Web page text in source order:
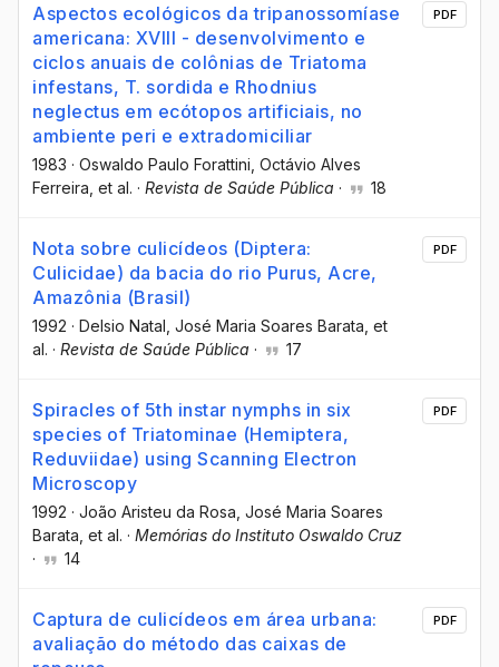
Aspectos ecológicos da tripanossomíase
americana: XVIII - desenvolvimento e
ciclos anuais de colônias de Triatoma
infestans, T. sordida e Rhodnius
neglectus em ecótopos artificiais, no
ambiente peri e extradomiciliar
1983 · Oswaldo Paulo Forattini , Octávio Alves
Ferreira , et al. · Revista de Saúde Pública · 18
PDF
Nota sobre culicídeos (Diptera:
Culicidae) da bacia do rio Purus, Acre,
Amazônia (Brasil)
1992 · Delsio Natal , José Maria Soares Barata , et
al. · Revista de Saúde Pública · 17
PDF
Spiracles of 5th instar nymphs in six
species of Triatominae (Hemiptera,
Reduviidae) using Scanning Electron
Microscopy
1992 · João Aristeu da Rosa , José Maria Soares
Barata , et al. · Memórias do Instituto Oswaldo Cruz
·
14
PDF
Captura de culicídeos em área urbana:
avaliação do método das caixas de
PDF